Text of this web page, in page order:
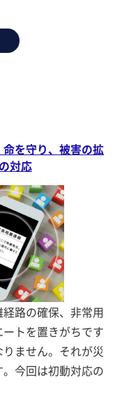
を守り、被害の拡
対応
路の確保、非常用
トを置きがちです
ません。それが災
今回は初動対応の